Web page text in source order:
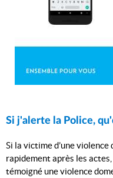
Si j'alerte la Police,
Si la victime d’une
rapidement après les
témoigné une violence